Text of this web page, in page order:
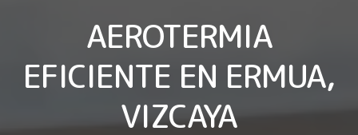
AEROTERMIA
EFICIENTE EN ERMUA,
VIZCAYA